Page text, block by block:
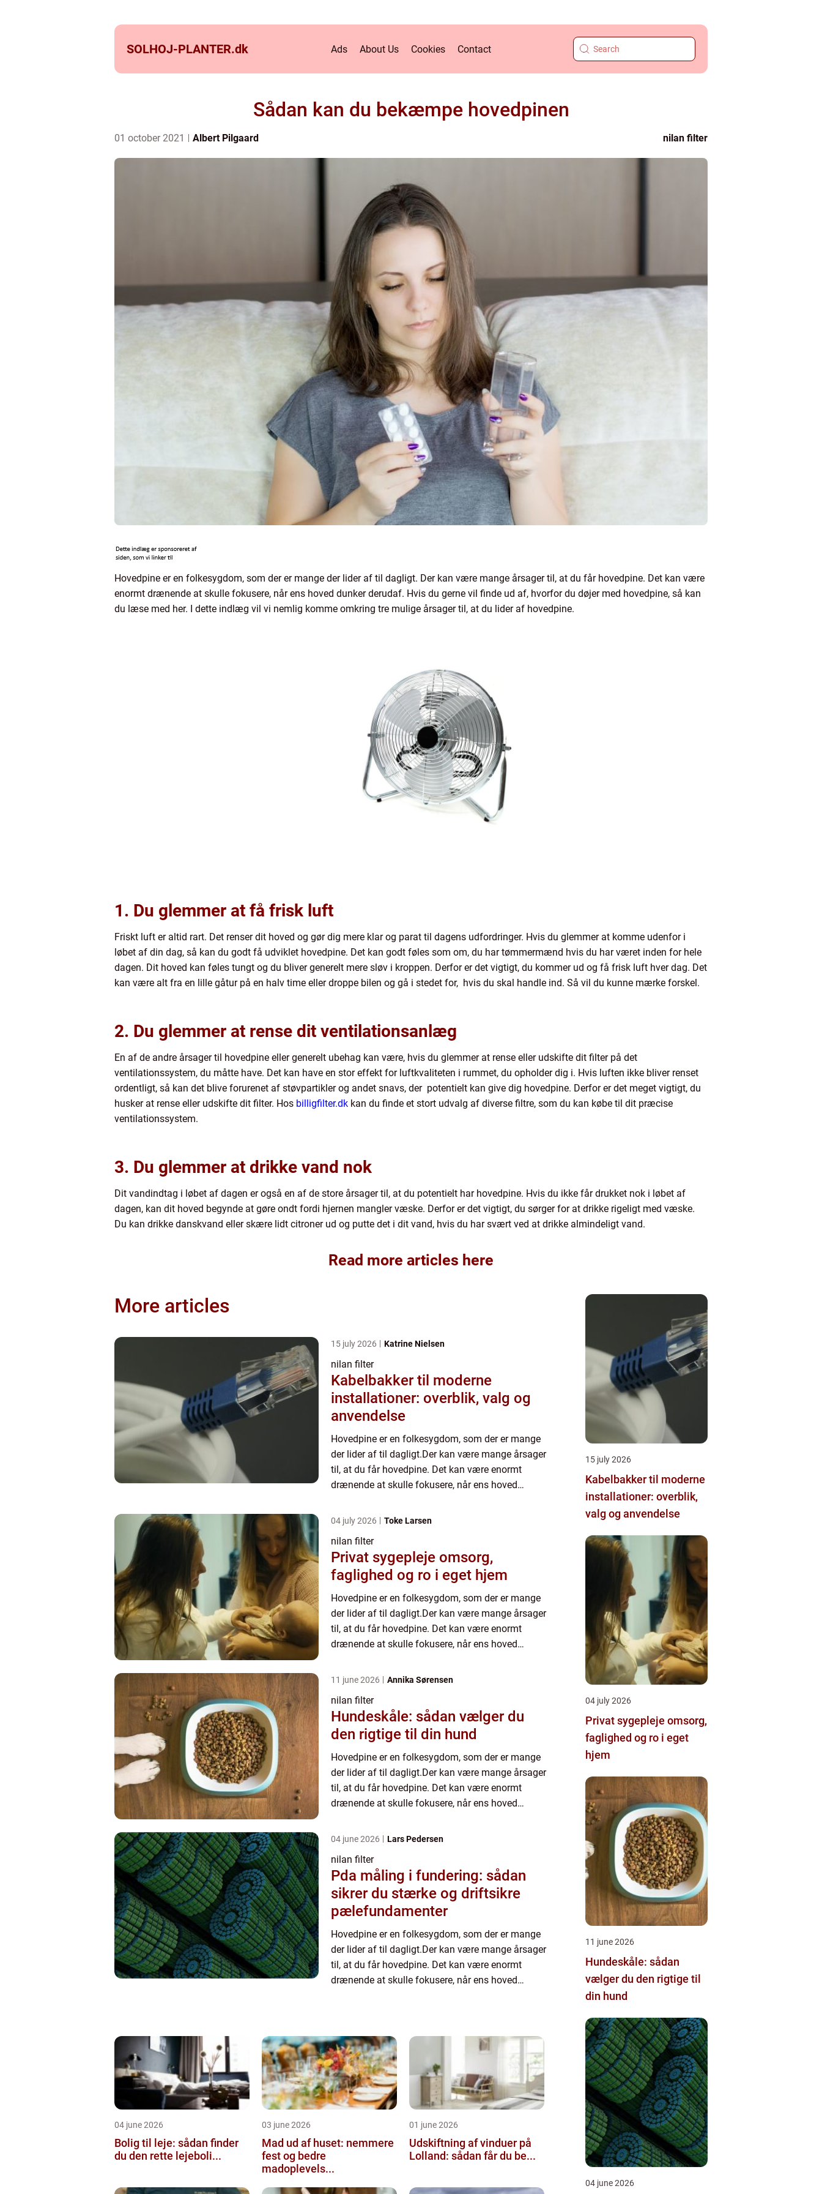
SOLHOJ-PLANTER.dk Ads About Us Cookies Contact
Sådan kan du bekæmpe hovedpinen
01 october 2021 Albert Pilgaard nilan filter
Hovedpine er en folkesygdom, som der er mange der lider af til dagligt. Der kan være mange årsager til, at du får hovedpine. Det kan være
enormt drænende at skulle fokusere, når ens hoved dunker derudaf. Hvis du gerne vil finde ud af, hvorfor du døjer med hovedpine, så kan
du læse med her. I dette indlæg vil vi nemlig komme omkring tre mulige årsager til, at du lider af hovedpine.
1. Du glemmer at få frisk luft
Friskt luft er altid rart. Det renser dit hoved og gør dig mere klar og parat til dagens udfordringer. Hvis du glemmer at komme udenfor i
løbet af din dag, så kan du godt få udviklet hovedpine. Det kan godt føles som om, du har tømmermænd hvis du har været inden for hele
dagen. Dit hoved kan føles tungt og du bliver generelt mere sløv i kroppen. Derfor er det vigtigt, du kommer ud og få frisk luft hver dag. Det
kan være alt fra en lille gåtur på en halv time eller droppe bilen og gå i stedet for, hvis du skal handle ind. Så vil du kunne mærke forskel.
2. Du glemmer at rense dit ventilationsanlæg
En af de andre årsager til hovedpine eller generelt ubehag kan være, hvis du glemmer at rense eller udskifte dit filter på det
ventilationssystem, du måtte have. Det kan have en stor effekt for luftkvaliteten i rummet, du opholder dig i. Hvis luften ikke bliver renset
ordentligt, så kan det blive forurenet af støvpartikler og andet snavs, der potentielt kan give dig hovedpine. Derfor er det meget vigtigt, du
husker at rense eller udskifte dit filter. Hos billigfilter.dk kan du finde et stort udvalg af diverse filtre, som du kan købe til dit præcise
ventilationssystem.
3. Du glemmer at drikke vand nok
Dit vandindtag i løbet af dagen er også en af de store årsager til, at du potentielt har hovedpine. Hvis du ikke får drukket nok i løbet af
dagen, kan dit hoved begynde at gøre ondt fordi hjernen mangler væske. Derfor er det vigtigt, du sørger for at drikke rigeligt med væske.
Du kan drikke danskvand eller skære lidt citroner ud og putte det i dit vand, hvis du har svært ved at drikke almindeligt vand.
Read more articles here
More articles
15 july 2026 Katrine Nielsen
nilan filter
Kabelbakker til moderne
installationer: overblik, valg og
anvendelse
Hovedpine er en folkesygdom, som der er mange
der lider af til dagligt.Der kan være mange årsager
til, at du får hovedpine. Det kan være enormt
drænende at skulle fokusere, når ens hoved
04 july 2026 Toke Larsen
nilan filter
Privat sygepleje omsorg,
faglighed og ro i eget hjem
Hovedpine er en folkesygdom, som der er mange
der lider af til dagligt.Der kan være mange årsager
til, at du får hovedpine. Det kan være enormt
drænende at skulle fokusere, når ens hoved
11 june 2026 Annika Sørensen
nilan filter
Hundeskåle: sådan vælger du
den rigtige til din hund
Hovedpine er en folkesygdom, som der er mange
der lider af til dagligt.Der kan være mange årsager
til, at du får hovedpine. Det kan være enormt
drænende at skulle fokusere, når ens hoved
04 june 2026 Lars Pedersen
nilan filter
Pda måling i fundering: sådan
sikrer du stærke og driftsikre
pælefundamenter
Hovedpine er en folkesygdom, som der er mange
der lider af til dagligt.Der kan være mange årsager
til, at du får hovedpine. Det kan være enormt
drænende at skulle fokusere, når ens hoved
04 june 2026
Bolig til leje: sådan finder
du den rette lejeboli...
03 june 2026
Mad ud af huset: nemmere
fest og bedre
madoplevels...
01 june 2026
Udskiftning af vinduer på
Lolland: sådan får du be...
15 july 2026
Kabelbakker til moderne
installationer: overblik,
valg og anvendelse
04 july 2026
Privat sygepleje omsorg,
faglighed og ro i eget
hjem
11 june 2026
Hundeskåle: sådan
vælger du den rigtige til
din hund
04 june 2026